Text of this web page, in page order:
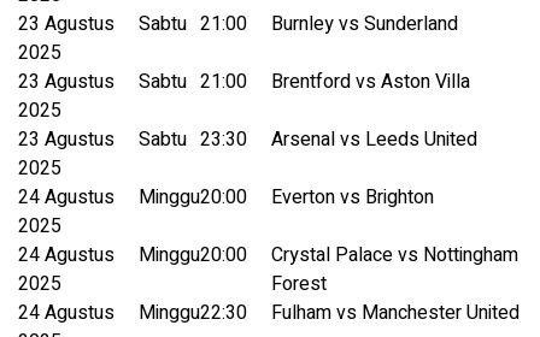
23 Agustus
2025
Sabtu 21:00
Burnley vs Sunderland
23 Agustus
2025
Sabtu 21:00
Brentford vs Aston Villa
23 Agustus
2025
Sabtu 23:30
Arsenal vs Leeds United
24 Agustus
2025
Minggu20:00
Everton vs Brighton
24 Agustus
2025
Minggu20:00
Crystal Palace vs Nottingham
Forest
24 Agustus
Minggu22:30 Fulham vs Manchester United